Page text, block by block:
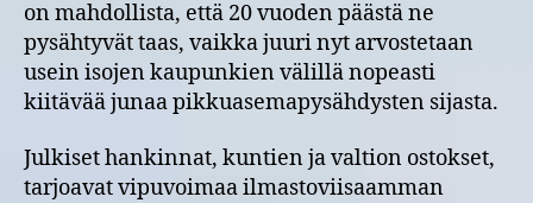
on mahdollista, että 20 vuoden päästä ne
pysähtyvät taas, vaikka juuri nyt arvostetaan
usein isojen kaupunkien välillä nopeasti
kiitävää junaa pikkuasemapysähdysten sijasta.
Julkiset hankinnat, kuntien ja valtion ostokset,
tarjoavat vipuvoimaa ilmastoviisaamman